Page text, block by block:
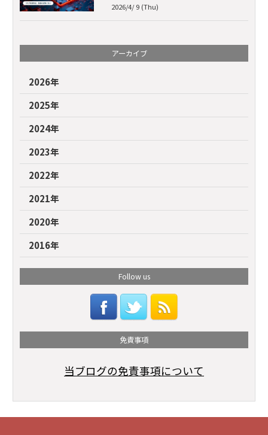
2026/4/ 9 (Thu)
アーカイブ
2026年
2025年
2024年
2023年
2022年
2021年
2020年
2016年
Follow us
免責事項
当ブログの免責事項について